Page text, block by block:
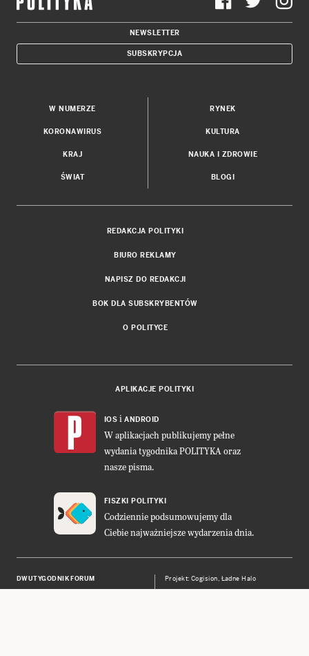
NEWSLETTER
SUBSKRYPCJA
W NUMERZE
KORONAWIRUS
KRAJ
ŚWIAT
RYNEK
KULTURA
NAUKA I ZDROWIE
BLOGI
REDAKCJA POLITYKI
BIURO REKLAMY
NAPISZ DO REDAKCJI
BOK DLA SUBSKRYBENTÓW
O POLITYCE
APLIKACJE POLITYKI
IOS i ANDROID
W aplikacjach publikujemy pełne
wydania tygodnika POLITYKA oraz
nasze pisma.
FISZKI POLITYKI
Codziennie podsumowujemy dla
Ciebie najważniejsze wydarzenia dnia.
DWUTYGODNIK FORUM Projekt:Cogision, Ładne Halo